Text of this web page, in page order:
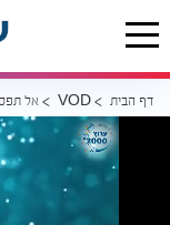
דף הבית VOD אל